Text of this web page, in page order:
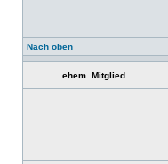
Nach oben
ehem. Mitglied